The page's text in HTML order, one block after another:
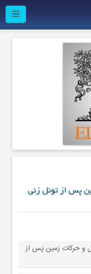
پس از تونل زنی
و حرکات زمین پس از